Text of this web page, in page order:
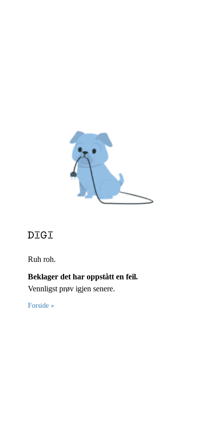
Ruh roh.
Beklager det har oppstått en feil.
Vennligst prøv igjen senere.
Forside »